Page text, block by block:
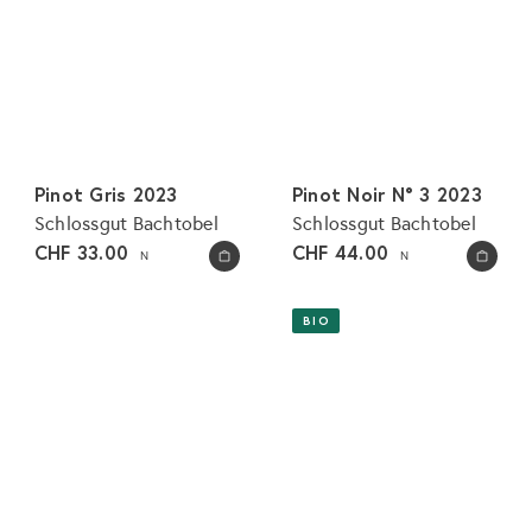
In den Warenkorb legen
Pinot Gris 2023
Schlossgut Bachtobel
CHF 33.00 N In den Warenkorb legen
Pinot Noir N° 3 2023
Schlossgut Bachtobel
CHF 44.00 N
BIO